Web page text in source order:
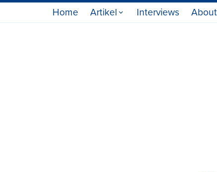
Home Artikel Interviews About